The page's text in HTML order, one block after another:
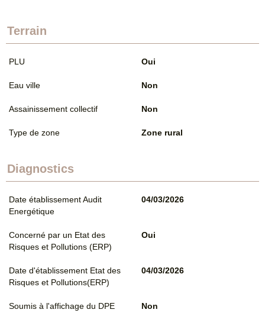
Terrain
PLU Oui
Eau ville Non
Assainissement collectif Non
Type de zone Zone rural
Diagnostics
Date établissement Audit
Energétique
04/03/2026
Concerné par un Etat des
Risques et Pollutions (ERP)
Oui
Date d'établissement Etat des
Risques et Pollutions(ERP)
04/03/2026
Soumis à l'affichage du DPE Non